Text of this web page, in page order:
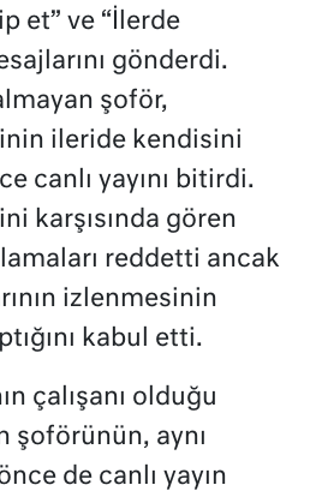
et” ve “İlerde
gönderdi.
şoför,
ileride kendisini
canlı yayını bitirdi.
karşısında gören
reddetti ancak
izlenmesinin
kabul etti.
çalışanı olduğu
şoförünün, aynı
de canlı yayın